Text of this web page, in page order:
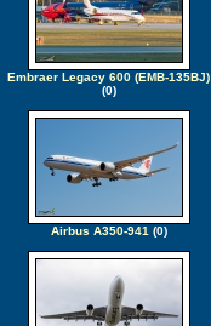
Embraer Legacy 600 (EMB-135BJ)
(0)
Airbus A350-941 (0)